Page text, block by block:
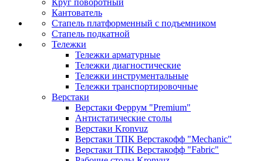
Круг поворотный
Кантователь
Стапель платформенный с подъемником
Стапель подкатной
Тележки
Тележки арматурные
Тележки диагностические
Тележки инструментальные
Тележки транспортировочные
Верстаки
Верстаки Феррум "Premium"
Антистатические столы
Верстаки Kronvuz
Верстаки ТПК Верстакофф "Mechanic"
Верстаки ТПК Верстакофф "Fabric"